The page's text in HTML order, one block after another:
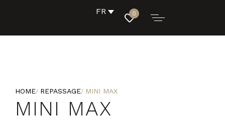
FR 0
HOME REPASSAGE MINI MAX
MINI MAX